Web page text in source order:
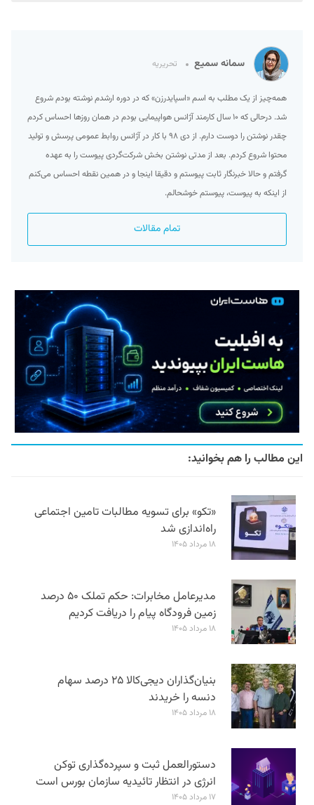
سمانه سمیع تحریریه
همه‌چیز از یک مطلب به اسم «اسپایدرزن» که در دوره ارشدم نوشته بودم شروع
شد. درحالی که ۱۰ سال کارمند آژانس هواپیمایی بودم در همان روزها احساس کردم
چقدر نوشتن را دوست دارم. از دی ۹۸ با کار در آژانس روابط عمومی پرسش و تولید
محتوا شروع کردم. بعد از مدتی نوشتن بخش شرکت‌گردی پیوست را به عهده
گرفتم و حالا خبرنگار ثابت پیوستم و دقیقا اینجا و در همین نقطه احساس می‌کنم
از اینکه به پیوست، پیوستم خوشحالم.
تمام مقالات
این مطالب را هم بخوانید:
«تکو» برای تسویه مطالبات تامین اجتماعی
راه‌اندازی شد
۱۸ مرداد ۱۴۰۵
مدیرعامل مخابرات: حکم تملک ۵۰ درصد
زمین فرودگاه پیام را دریافت کردیم
۱۸ مرداد ۱۴۰۵
بنیان‌گذاران دیجی‌کالا ۲۵ درصد سهام
دنسه را خریدند
۱۸ مرداد ۱۴۰۵
دستورالعمل ثبت و سپرده‌گذاری توکن
انرژی در انتظار تائیدیه سازمان بورس است
۱۷ مرداد ۱۴۰۵